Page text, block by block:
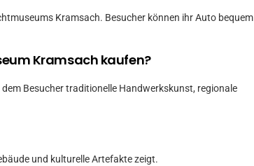
Kramsach. Besucher können ihr Auto bequem
Kramsach kaufen?
Besucher traditionelle Handwerkskunst, regionale
und kulturelle Artefakte zeigt.